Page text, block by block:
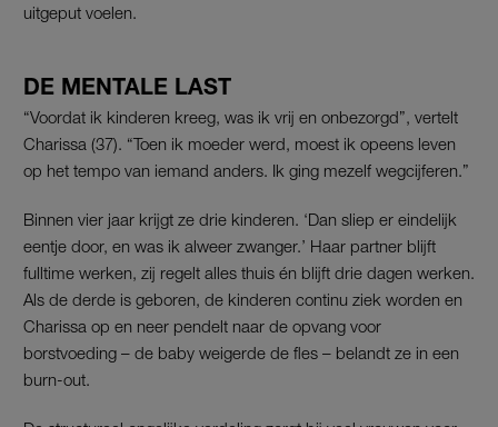
uitgeput voelen.
DE MENTALE LAST
“Voordat ik kinderen kreeg, was ik vrij en onbezorgd”, vertelt
Charissa (37). “Toen ik moeder werd, moest ik opeens leven
op het tempo van iemand anders. Ik ging mezelf wegcijferen.”
Binnen vier jaar krijgt ze drie kinderen. ‘Dan sliep er eindelijk
eentje door, en was ik alweer zwanger.’ Haar partner blijft
fulltime werken, zij regelt alles thuis én blijft drie dagen werken.
Als de derde is geboren, de kinderen continu ziek worden en
Charissa op en neer pendelt naar de opvang voor
borstvoeding – de baby weigerde de fles – belandt ze in een
burn-out.